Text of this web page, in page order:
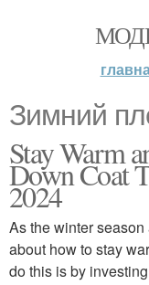
Зимний
Stay Warm
Down Coat
2024
As the winter
about how to stay
do this is by